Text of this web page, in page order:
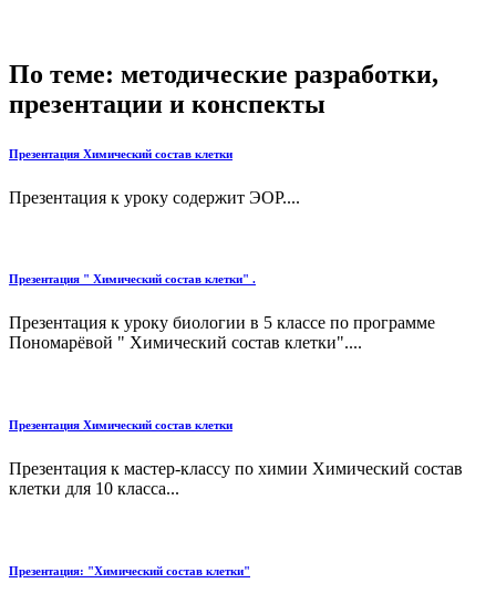
По теме: методические разработки,
презентации и конспекты
Презентация Химический состав клетки
Презентация к уроку содержит ЭОР....
Презентация " Химический состав клетки" .
Презентация к уроку биологии в 5 классе по программе
Пономарёвой " Химический состав клетки"....
Презентация Химический состав клетки
Презентация к мастер-классу по химии Химический состав
клетки для 10 класса...
Презентация: "Химический состав клетки"